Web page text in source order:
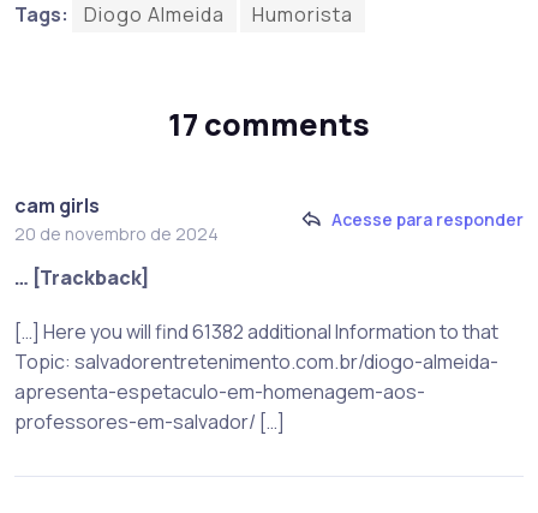
Tags: Diogo Almeida Humorista
17 comments
cam girls
20 de novembro de 2024
Acesse para responder
… [Trackback]
[…] Here you will find 61382 additional Information to that
Topic: salvadorentretenimento.com.br/diogo-almeida-
apresenta-espetaculo-em-homenagem-aos-
professores-em-salvador/ […]